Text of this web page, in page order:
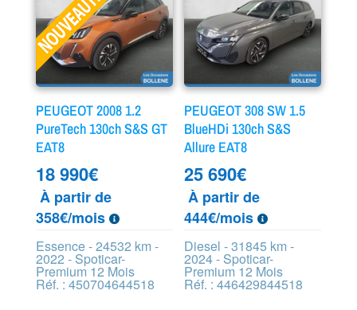
PEUGEOT 2008 1.2
PureTech 130ch S&S GT
EAT8
18 990€
À partir de
358€/mois
Essence - 24532 km -
2022 - Spoticar-
Premium 12 Mois
Réf. : 450704644518
PEUGEOT 308 SW 1.5
BlueHDi 130ch S&S
Allure EAT8
25 690€
À partir de
444€/mois
Diesel - 31845 km -
2024 - Spoticar-
Premium 12 Mois
Réf. : 446429844518